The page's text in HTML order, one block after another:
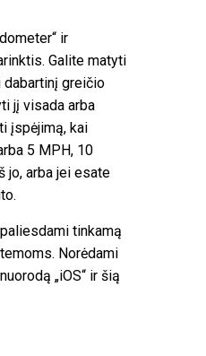
ir
Galite matyti
dabartinį greičio
jį visada arba
įspėjimą, kai
5 MPH, 10
jo, arba jei esate
tinkamą
Norėdami
„iOS“ ir šią